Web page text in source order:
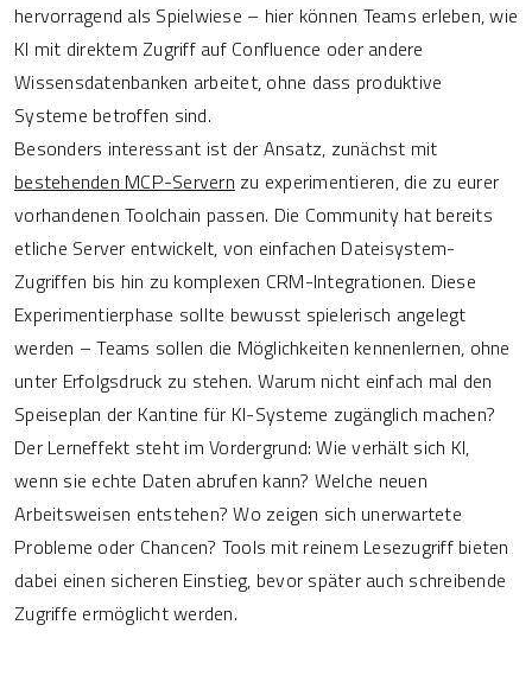
hervorragend als Spielwiese – hier können Teams erleben, wie
KI mit direktem Zugriff auf Confluence oder andere
Wissensdatenbanken arbeitet, ohne dass produktive
Systeme betroffen sind.
Besonders interessant ist der Ansatz, zunächst mit
bestehenden MCP-Servern zu experimentieren, die zu eurer
vorhandenen Toolchain passen. Die Community hat bereits
etliche Server entwickelt, von einfachen Dateisystem-
Zugriffen bis hin zu komplexen CRM-Integrationen. Diese
Experimentierphase sollte bewusst spielerisch angelegt
werden – Teams sollen die Möglichkeiten kennenlernen, ohne
unter Erfolgsdruck zu stehen. Warum nicht einfach mal den
Speiseplan der Kantine für KI-Systeme zugänglich machen?
Der Lerneffekt steht im Vordergrund: Wie verhält sich KI,
wenn sie echte Daten abrufen kann? Welche neuen
Arbeitsweisen entstehen? Wo zeigen sich unerwartete
Probleme oder Chancen? Tools mit reinem Lesezugriff bieten
dabei einen sicheren Einstieg, bevor später auch schreibende
Zugriffe ermöglicht werden.